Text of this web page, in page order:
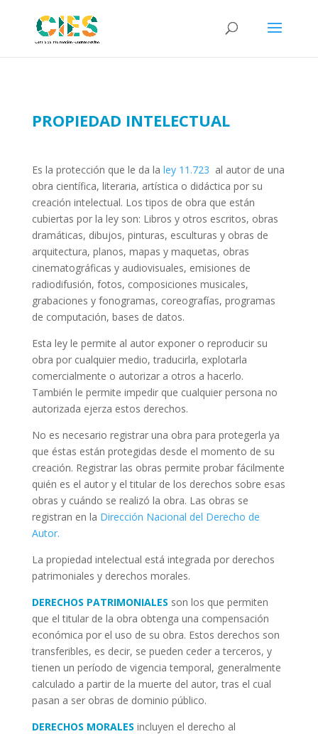
PROPIEDAD INTELECTUAL
Es la protección que le da la ley 11.723 al autor de una
obra científica, literaria, artística o didáctica por su
creación intelectual. Los tipos de obra que están
cubiertas por la ley son: Libros y otros escritos, obras
dramáticas, dibujos, pinturas, esculturas y obras de
arquitectura, planos, mapas y maquetas, obras
cinematográficas y audiovisuales, emisiones de
radiodifusión, fotos, composiciones musicales,
grabaciones y fonogramas, coreografías, programas
de computación, bases de datos.
Esta ley le permite al autor exponer o reproducir su
obra por cualquier medio, traducirla, explotarla
comercialmente o autorizar a otros a hacerlo.
También le permite impedir que cualquier persona no
autorizada ejerza estos derechos.
No es necesario registrar una obra para protegerla ya
que éstas están protegidas desde el momento de su
creación. Registrar las obras permite probar fácilmente
quién es el autor y el titular de los derechos sobre esas
obras y cuándo se realizó la obra. Las obras se
registran en la Dirección Nacional del Derecho de
Autor.
La propiedad intelectual está integrada por derechos
patrimoniales y derechos morales.
DERECHOS PATRIMONIALES son los que permiten
que el titular de la obra obtenga una compensación
económica por el uso de su obra. Estos derechos son
transferibles, es decir, se pueden ceder a terceros, y
tienen un período de vigencia temporal, generalmente
calculado a partir de la muerte del autor, tras el cual
pasan a ser obras de dominio público.
DERECHOS MORALES incluyen el derecho al